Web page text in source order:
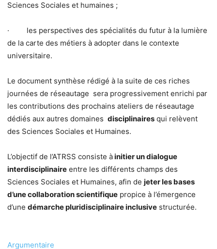
Sciences Sociales et humaines ;
· les perspectives des spécialités du futur à la lumière
de la carte des métiers à adopter dans le contexte
universitaire.
Le document synthèse rédigé à la suite de ces riches
journées de réseautage sera progressivement enrichi par
les contributions des prochains ateliers de réseautage
dédiés aux autres domaines disciplinaires qui relèvent
des Sciences Sociales et Humaines.
L’objectif de l’ATRSS consiste àinitier un dialogue
interdisciplinaire entre les différents champs des
Sciences Sociales et Humaines, afin de jeter les bases
d’une collaboration scientifique propice à l’émergence
d’une démarche pluridisciplinaire inclusive structurée.
Argumentaire